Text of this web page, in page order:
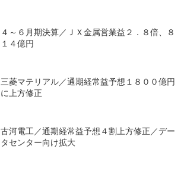
４～６月期決算／ＪＸ金属営業益２．８倍、８
１４億円
三菱マテリアル／通期経常益予想１８００億円
に上方修正
古河電工／通期経常益予想４割上方修正／デー
タセンター向け拡大